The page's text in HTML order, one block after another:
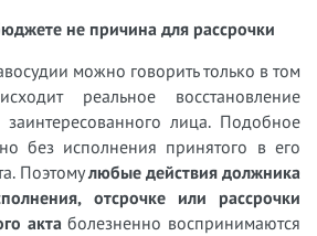
не причина для рассрочки
можно говорить только в том
реальное восстановление
лица. Подобное
без исполнения принятого в его
Поэтомулюбые действия должника
отсрочке или рассрочки
актаболезненно воспринимаются